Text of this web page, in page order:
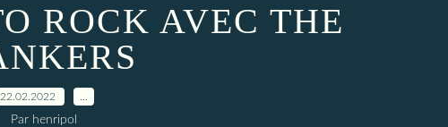
ROCK AVEC THE
22.02.2022
Par henripol